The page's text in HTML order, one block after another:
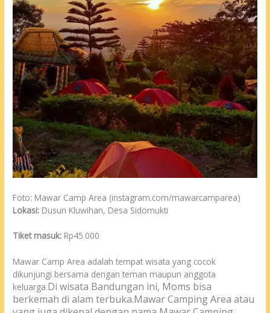
Foto: Mawar Camp Area (instagram.com/mawarcamparea)
Lokasi: Dusun Kluwihan, Desa Sidomukti
Tiket masuk: Rp45.000
Mawar Camp Area adalah tempat wisata yang cocok
dikunjungi bersama dengan teman maupun anggota
keluarga.Di wisata Bandungan ini, Moms bisa
berkemah di alam terbuka.Mawar Camping Area atau